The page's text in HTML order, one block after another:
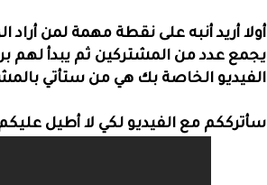
أولا أريد أنبه على نقطة مهمة لمن
يجمع عدد من المشتركين ثم يبدأ لهم
الفيديو الخاصة بك هي من ستأتي
سأترككم مع الفيديو لكي لا أطيل